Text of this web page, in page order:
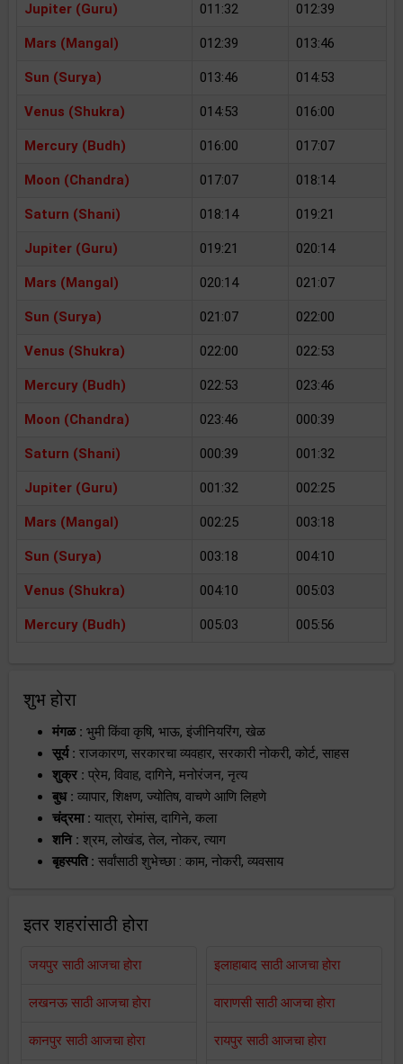
Jupiter (Guru) 011:32 012:39
Mars (Mangal) 012:39 013:46
Sun (Surya) 013:46 014:53
Venus (Shukra) 014:53 016:00
Mercury (Budh) 016:00 017:07
Moon (Chandra) 017:07 018:14
Saturn (Shani) 018:14 019:21
Jupiter (Guru) 019:21 020:14
Mars (Mangal) 020:14 021:07
Sun (Surya) 021:07 022:00
Venus (Shukra) 022:00 022:53
Mercury (Budh) 022:53 023:46
Moon (Chandra) 023:46 000:39
Saturn (Shani) 000:39 001:32
Jupiter (Guru) 001:32 002:25
Mars (Mangal) 002:25 003:18
Sun (Surya) 003:18 004:10
Venus (Shukra) 004:10 005:03
Mercury (Budh) 005:03 005:56
शुभ होरा
मंगळ : भुमी किंवा कृषि, भाऊ, इंजीनियरिंग, खेळ
सूर्य : राजकारण, सरकारचा व्यवहार, सरकारी नोकरी, कोर्ट, साहस
शुक्र : प्रेम, विवाह, दागिने, मनोरंजन, नृत्य
बुध : व्यापार, शिक्षण, ज्योतिष, वाचणे आणि लिहणे
चंद्रमा : यात्रा, रोमांस, दागिने, कला
शनि : श्रम, लोखंड, तेल, नोकर, त्याग
बृहस्पति : सर्वांसाठी शुभेच्छा : काम, नोकरी, व्यवसाय
इतर शहरांसाठी होरा
जयपुर साठी आजचा होरा
लखनऊ साठी आजचा होरा
कानपुर साठी आजचा होरा
इलाहाबाद साठी आजचा होरा
वाराणसी साठी आजचा होरा
रायपुर साठी आजचा होरा